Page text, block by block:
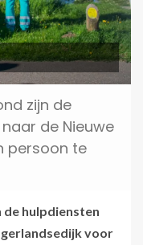
zijn de
de Nieuwe
persoon te
de hulpdiensten
voor